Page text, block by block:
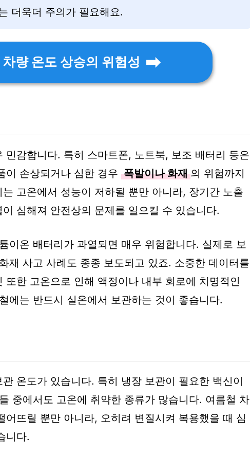
더욱더 주의가 필요해요.
량 온도 상승의 위험성
민감합니다. 특히 스마트폰, 노트북, 보조 배터리 등은
이 손상되거나 심한 경우 폭발이나 화재 의 위험까지
고온에서 성능이 저하될 뿐만 아니라, 장기간 노출
심해져 안전상의 문제를 일으킬 수 있습니다.
이온 배터리가 과열되면 매우 위험합니다. 실제로 보
재 사고 사례도 종종 보도되고 있죠. 소중한 데이터를
또한 고온으로 인해 액정이나 내부 회로에 치명적인
에는 반드시 실온에서 보관하는 것이 좋습니다.
온도가 있습니다. 특히 냉장 보관이 필요한 백신이
중에서도 고온에 취약한 종류가 많습니다. 여름철 차
어뜨릴 뿐만 아니라, 오히려 변질시켜 복용했을 때 심
니다.